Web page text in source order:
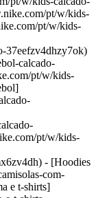
pt/w/kids-
pt/w/kids-
37eefzv4dhzy7ok)
calcado-
pt/w/kids-
pt/w/kids-
- [Hoodies
com-
e t-shirts]